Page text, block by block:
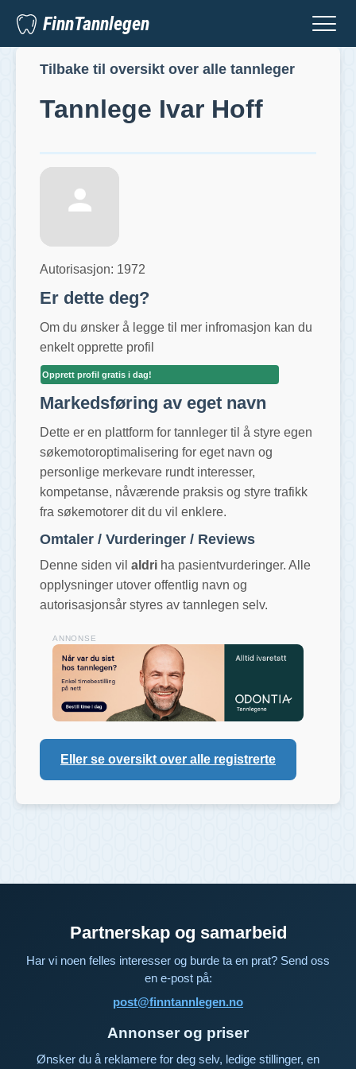
FinnTannlegen
Tilbake til oversikt over alle tannleger
Tannlege Ivar Hoff
Autorisasjon: 1972
Er dette deg?
Om du ønsker å legge til mer infromasjon kan du
enkelt opprette profil
Opprett profil gratis i dag!
Markedsføring av eget navn
Dette er en plattform for tannleger til å styre egen
søkemotoroptimalisering for eget navn og
personlige merkevare rundt interesser,
kompetanse, nåværende praksis og styre trafikk
fra søkemotorer dit du vil enklere.
Omtaler / Vurderinger / Reviews
Denne siden vil aldri ha pasientvurderinger. Alle
opplysninger utover offentlig navn og
autorisasjonsår styres av tannlegen selv.
ANNONSE
Eller se oversikt over alle registrerte
Partnerskap og samarbeid
Har vi noen felles interesser og burde ta en prat? Send oss
en e-post på:
post@finntannlegen.no
Annonser og priser
Ønsker du å reklamere for deg selv, ledige stillinger, en